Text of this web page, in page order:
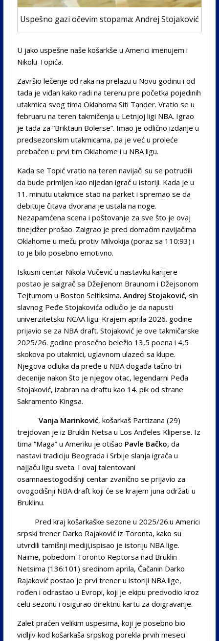
Uspešno gazi očevim stopama: Andrej Stojaković
U jako uspešne naše košarkše u Americi imenujem i
Nikolu Topića.
Završio lečenje od raka na prelazu u Novu godinu i od
tada je viđan kako radi na terenu pre početka pojedinih
utakmica svog tima Oklahoma Siti Tander. Vratio se u
februaru na teren takmičenja u Letnjoj ligi NBA. Igrao
je tada za “Briktaun Bolerse”. Imao je odlično izdanje u
predsezonskim utakmicama, pa je već u proleće
prebačen u prvi tim Oklahome i u NBA ligu.
Kada se Topić vratio na teren navijači su se potrudili
da bude primljen kao nijedan igrač u istoriji. Kada je u
11. minutu utakmice stao na parket i spremao se da
debituje čitava dvorana je ustala na noge.
Nezapamćena scena i poštovanje za sve što je ovaj
tinejdžer prošao. Zaigrao je pred domaćim navijačima
Oklahome u meču protiv Milvokija (poraz sa 110:93) i
to je bilo posebno emotivno.
Iskusni centar Nikola Vučević u nastavku karijere
postao je saigrač sa Džejlenom Braunom i Džejsonom
Tejtumom u Boston Seltiksima. Andrej Stojaković, sin
slavnog Peđe Stojakovića odlučio je da napusti
univerzitetsku NCAA ligu. Krajem aprila 2026. godine
prijavio se za NBA draft. Stojaković je ove takmičarske
2025/26. godine prosečno beležio 13,5 poena i 4,5
skokova po utakmici, uglavnom ulazeći sa klupe.
Njegova odluka da pređe u NBA događa tačno tri
decenije nakon što je njegov otac, legendarni Peđa
Stojaković, izabran na draftu kao 14. pik od strane
Sakramento Kingsa.
Vanja Marinković, košarkaš Partizana (29)
trejdovan je iz Bruklin Netsa u Los Anđeles Kliperse. Iz
tima “Maga” u Ameriku je otišao Pavle Bačko, da
nastavi tradiciju Beograda i Srbije slanja igrača u
najjaču ligu sveta. I ovaj talentovani
osamnaestogodišnji centar zvanično se prijavio za
ovogodišnji NBA draft koji će se krajem juna održati u
Bruklinu.
Pred kraj košarkaške sezone u 2025/26.u Americi
srpski trener Darko Rajaković iz Toronta, kako su
utvrdili tamišnji mediji,ispisao je istoriju NBA lige.
Naime, pobedom Toronto Reptorsa nad Bruklin
Netsima (136:101) sredinom aprila, Čačanin Darko
Rajaković postao je prvi trener u istoriji NBA lige,
rođen i odrastao u Evropi, koji je ekipu predvodio kroz
celu sezonu i osigurao direktnu kartu za doigravanje.
Zalet praćen velikim uspesima, koji je posebno bio
vidljiv kod košarkaša srpskog porekla prvih meseci